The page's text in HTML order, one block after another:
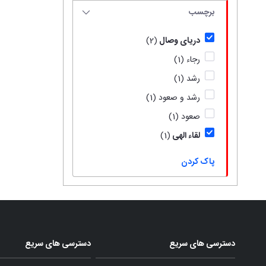
برچسب
دریای وصال (2)
رجاء (1)
رشد (1)
رشد و صعود (1)
صعود (1)
لقاء الهی (1)
پاک کردن
دسترسی های سریع دسترسی های سریع